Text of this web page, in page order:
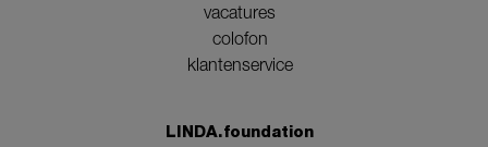
vacatures
colofon
klantenservice
LINDA.foundation